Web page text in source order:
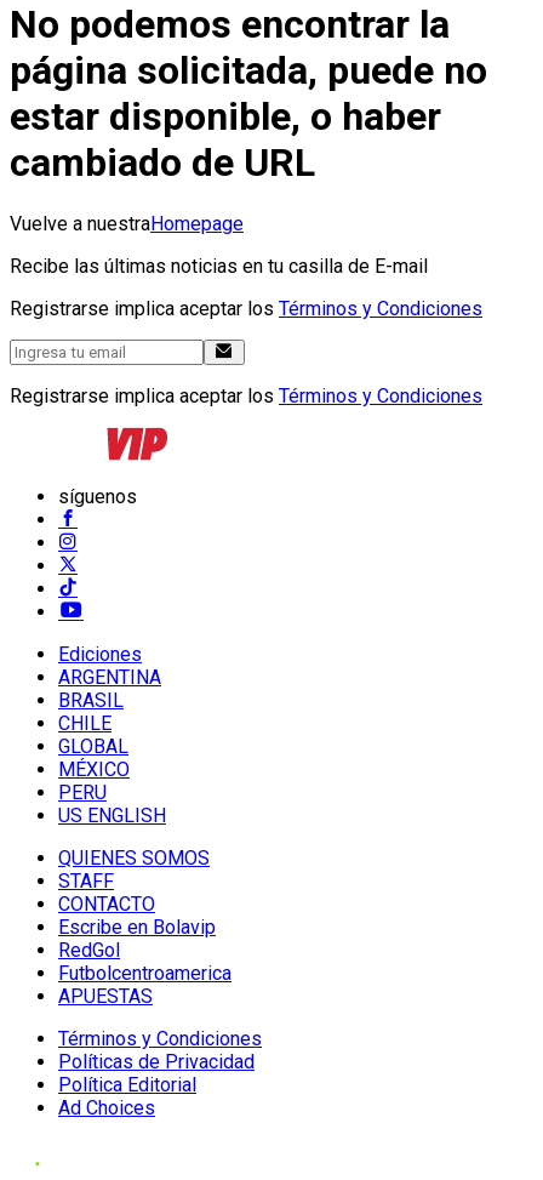
No podemos encontrar la
página solicitada, puede no
estar disponible, o haber
cambiado de URL
Vuelve a nuestraHomepage
Recibe las últimas noticias en tu casilla de E-mail
Registrarse implica aceptar los Términos y Condiciones
Registrarse implica aceptar los Términos y Condiciones
síguenos
Ediciones
ARGENTINA
BRASIL
CHILE
GLOBAL
MÉXICO
PERU
US ENGLISH
QUIENES SOMOS
STAFF
CONTACTO
Escribe en Bolavip
RedGol
Futbolcentroamerica
APUESTAS
Términos y Condiciones
Políticas de Privacidad
Política Editorial
Ad Choices